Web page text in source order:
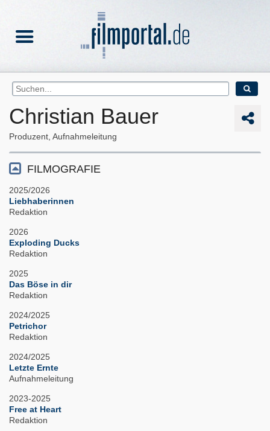
Christian Bauer
Produzent, Aufnahmeleitung
FILMOGRAFIE
2025/2026
Liebhaberinnen
Redaktion
2026
Exploding Ducks
Redaktion
2025
Das Böse in dir
Redaktion
2024/2025
Petrichor
Redaktion
2024/2025
Letzte Ernte
Aufnahmeleitung
2023-2025
Free at Heart
Redaktion